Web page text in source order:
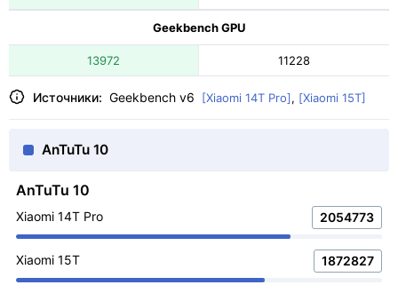
Geekbench GPU
13972 11228
Источники: Geekbench v6 [Xiaomi 14T Pro], [Xiaomi 15T]
AnTuTu 10
AnTuTu 10
Xiaomi 14T Pro 2054773
Xiaomi 15T 1872827